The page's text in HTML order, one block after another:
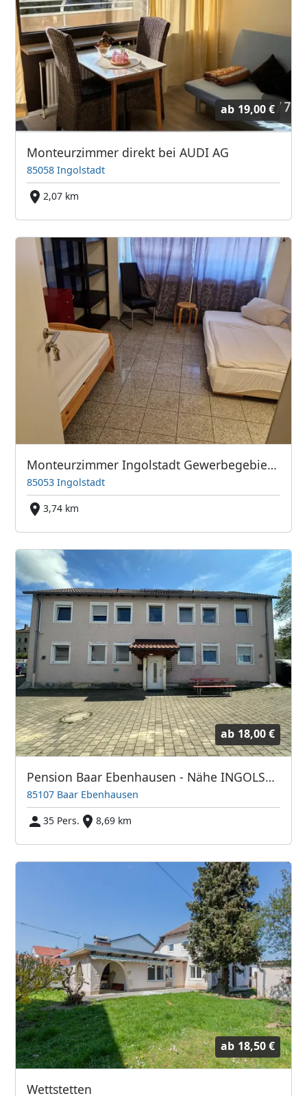
ab 19,00 €
Monteurzimmer direkt bei AUDI AG
85058 Ingolstadt
2,07 km
Monteurzimmer Ingolstadt Gewerbegebiet Süd
85053 Ingolstadt
3,74 km
ab 18,00 €
Pension Baar Ebenhausen - Nähe INGOLSTADT
85107 Baar Ebenhausen
35 Pers.
8,69 km
ab 18,50 €
Wettstetten